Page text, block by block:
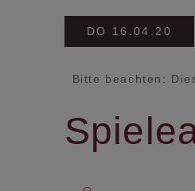
DO 16.04.20
Bitte beachten: